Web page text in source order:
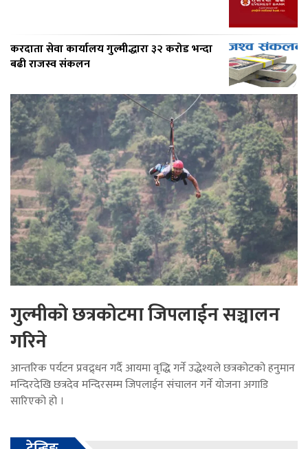
करदाता सेवा कार्यालय गुल्मीद्धारा ३२ करोड भन्दा
बढी राजस्व संकलन
गुल्मीको छत्रकोटमा जिपलाईन सञ्चालन
गरिने
आन्तरिक पर्यटन प्रवद्र्धन गर्दै आयमा वृद्धि गर्ने उद्धेश्यले छत्रकोटको हनुमान
मन्दिरदेखि छत्रदेव मन्दिरसम्म जिपलाईन संचालन गर्ने योजना अगाडि
सारिएको हो ।